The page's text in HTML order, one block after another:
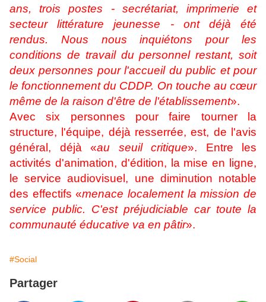
ans, trois postes - secrétariat, imprimerie et
secteur littérature jeunesse - ont déjà été
rendus. Nous nous inquiétons pour les
conditions de travail du personnel restant, soit
deux personnes pour l'accueil du public et pour
le fonctionnement du CDDP. On touche au cœur
même de la raison d'être de l'établissement».
Avec six personnes pour faire tourner la
structure, l'équipe, déjà resserrée, est, de l'avis
général, déjà «au seuil critique». Entre les
activités d'animation, d'édition, la mise en ligne,
le service audiovisuel, une diminution notable
des effectifs «menace localement la mission de
service public. C'est préjudiciable car toute la
communauté éducative va en pâtir».
#Social
Partager